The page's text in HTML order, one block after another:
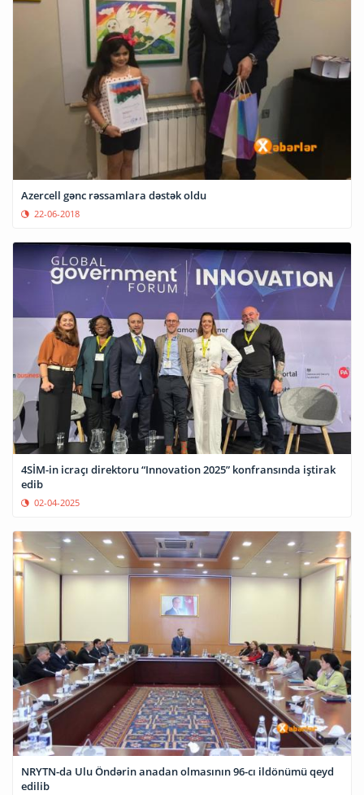
Azercell gənc rəssamlara dəstək oldu
22-06-2018
4SİM-in icraçı direktoru “Innovation 2025” konfransında iştirak
edib
02-04-2025
NRYTN-da Ulu Öndərin anadan olmasının 96-cı ildönümü qeyd
edilib